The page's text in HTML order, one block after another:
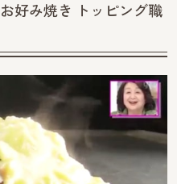
好み焼き トッピング職